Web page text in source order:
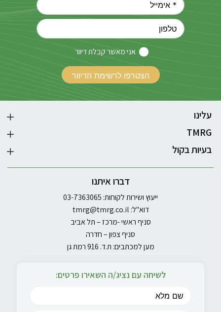
אני מאשר קבלת דיוור
עלינו
TMRG
בעיות בקול
דברו איתנו
ייעוץ ושירות לקוחות: 03-7363065
דוא"ל: tmrg@tmrg.co.il
סניף ראשי -מרכז – תל אביב
סניף צפון – חדרה
מען למכתבים: ת.ד. 916 רמת גן
לשיחה עם נציג/ה השאירו פרטים: